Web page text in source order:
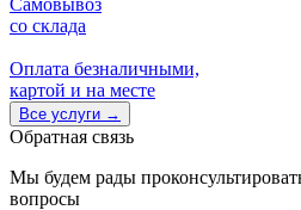
со склада
Оплата безналичными,
картой и на месте
Все услуги →
Обратная связь
Мы будем рады
вопросы